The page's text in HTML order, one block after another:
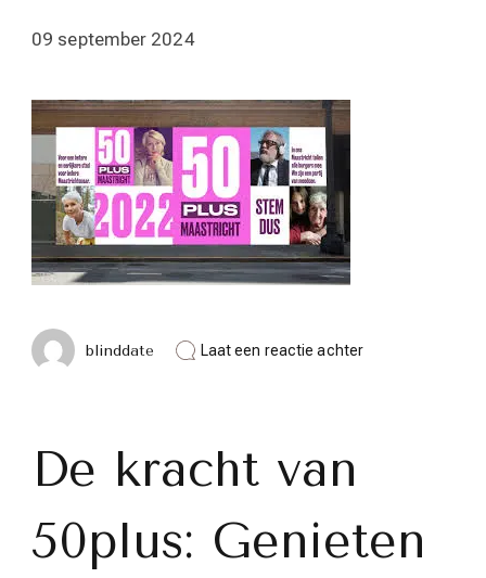
09 september 2024
blinddate Laat een reactie achterop
Begint
De kracht van
50plus: Genieten